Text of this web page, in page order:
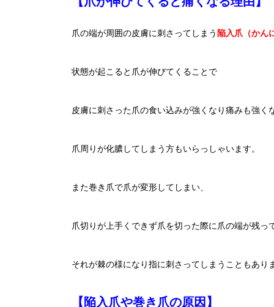
爪の端が周囲の皮膚に刺さってしまう 陥入爪（かん
状態が起こると爪が伸びてくることで
皮膚に刺さった爪の食い込みが強くなり痛みも強く
爪周りが化膿してしまう方もいらっしゃいます。
また巻き爪で爪が変形してしまい、
爪切りが上手くできず爪を切った際に爪の端が残っ
それが棘の様になり指に刺さってしまうこともあり
【陥入爪や巻き爪の原因】